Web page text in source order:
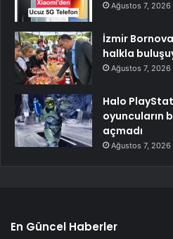
Ağustos 7, 2026
İzmir
halkla
Ağustos 7, 2026
Halo
oyuncuların
açmadı
Ağustos 7, 2026
En Güncel Haberler